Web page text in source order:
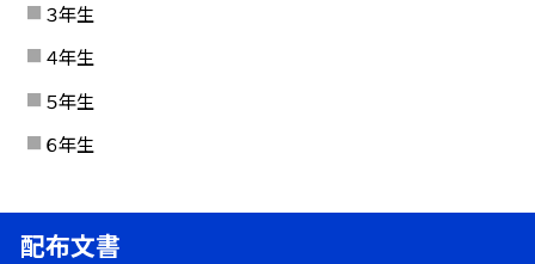
３年生
４年生
５年生
６年生
配布文書